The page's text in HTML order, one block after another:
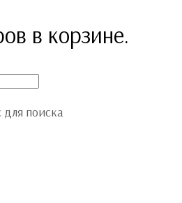
в корзине.
для поиска